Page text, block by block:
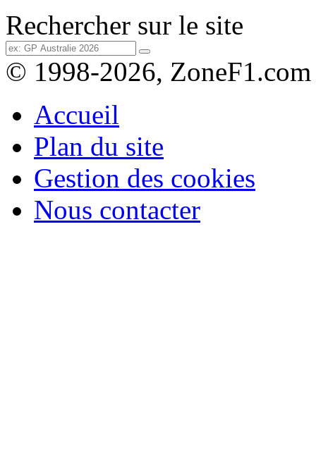
Rechercher sur le site
© 1998-2026, ZoneF1.com
Accueil
Plan du site
Gestion des cookies
Nous contacter